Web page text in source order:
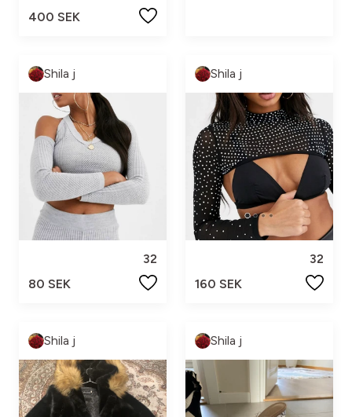
400 SEK
Shila j
32
80 SEK
Shila j
32
160 SEK
Shila j Shila j